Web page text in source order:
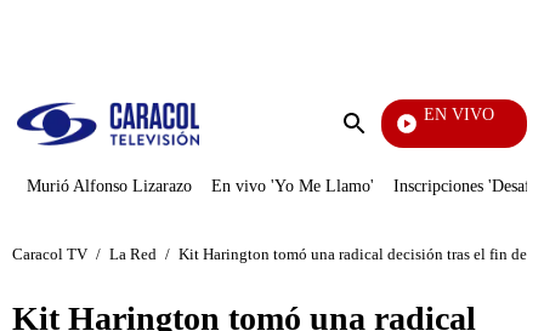
Enviar
EN VIVO
Día A Día
Murió Alfonso Lizarazo En vivo 'Yo Me Llamo' Inscripciones
Caracol TV / La Red / Kit Harington tomó una radical decisión tras el fin de
Kit Harington tomó una radical